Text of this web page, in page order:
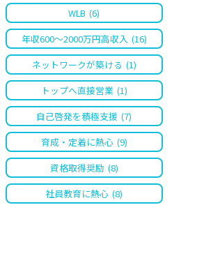
WLB (6)
年収600〜2000万円高収入 (16)
ネットワークが築ける (1)
トップへ直接営業 (1)
自己啓発を積極支援 (7)
育成・定着に熱心 (9)
資格取得奨励 (8)
社員教育に熱心 (8)